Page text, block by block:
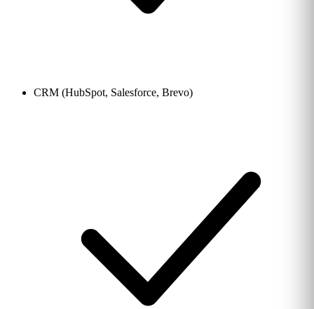
CRM (HubSpot, Salesforce, Brevo)